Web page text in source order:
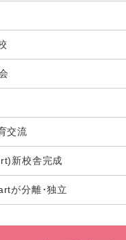
交流
新校舎完成
が分離･独立